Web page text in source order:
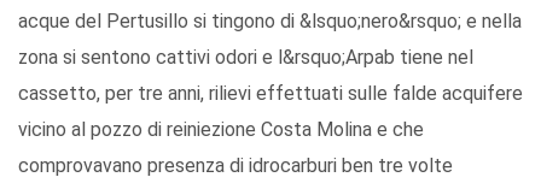
acque del Pertusillo si tingono di &lsquo;nero&rsquo; e nella
zona si sentono cattivi odori e l&rsquo;Arpab tiene nel
cassetto, per tre anni, rilievi effettuati sulle falde acquifere
vicino al pozzo di reiniezione Costa Molina e che
comprovavano presenza di idrocarburi ben tre volte